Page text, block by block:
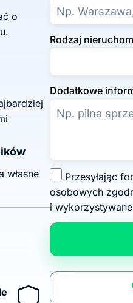
o
własne
Rodzaj
Dodatkowe
g
o
d
n
p
o
osobowych
i